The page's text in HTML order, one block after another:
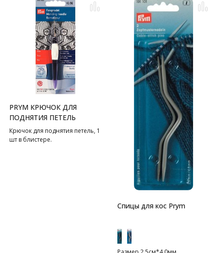
PRYM КРЮЧОК ДЛЯ
ПОДНЯТИЯ ПЕТЕЛЬ
Крючок для поднятия петель, 1
шт в блистере.
Спицы для кос Prym